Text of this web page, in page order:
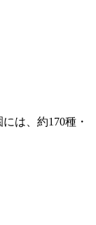
は、約170種・